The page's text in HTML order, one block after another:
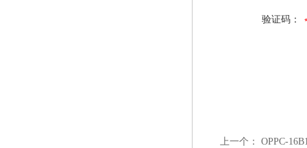
验证码：
上一个： OPPC-